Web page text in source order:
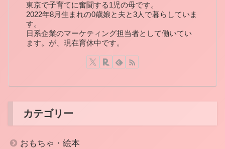
東京で子育てに奮闘する1児の母です。
2022年8月生まれの0歳娘と夫と3人で暮らしていま
す。
日系企業のマーケティング担当者として働いてい
ます。が、現在育休中です。
カテゴリー
おもちゃ・絵本